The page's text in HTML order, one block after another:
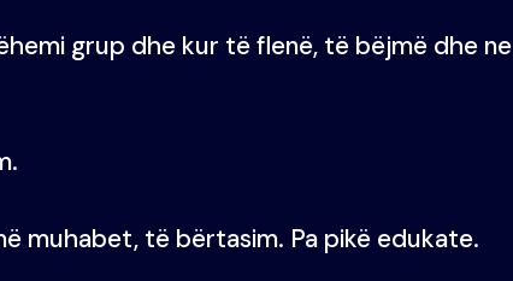
grup dhe kur të flenë, të bëjmë dhe ne
muhabet, të bërtasim. Pa pikë edukate.